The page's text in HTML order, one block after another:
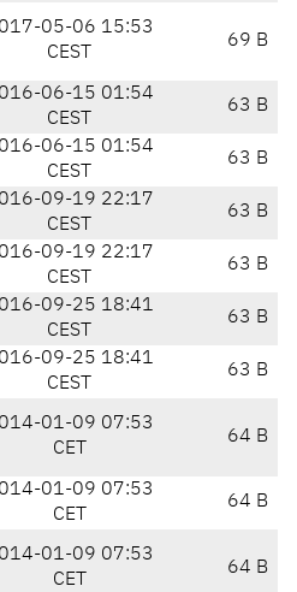
05-06 15:53
CEST
69 B
06-15 01:54
CEST
63 B
06-15 01:54
CEST
63 B
09-19 22:17
CEST
63 B
09-19 22:17
CEST
63 B
09-25 18:41
CEST
63 B
09-25 18:41
CEST
63 B
01-09 07:53
CET
64 B
01-09 07:53
CET
64 B
01-09 07:53
CET
64 B